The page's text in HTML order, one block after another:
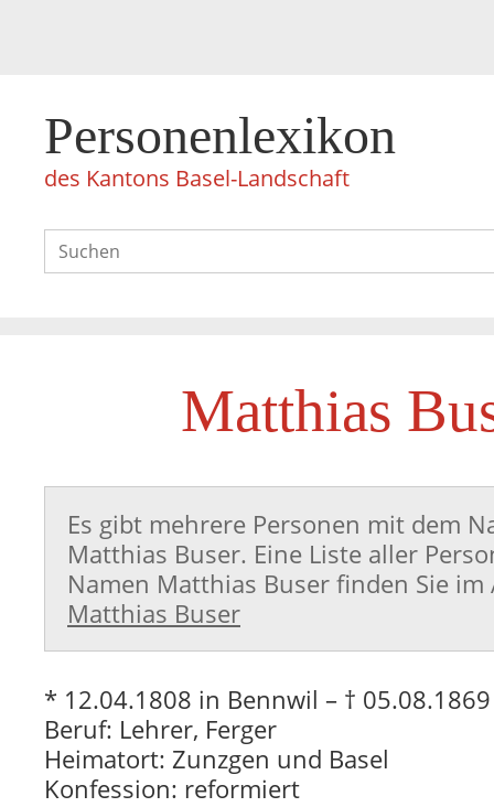
Personenlexikon
des Kantons Basel-Landschaft
Matthias
Es gibt mehrere Personen mit dem
Matthias Buser. Eine Liste aller
Namen Matthias Buser finden Sie im
Matthias Buser
* 12.04.1808 in Bennwil – †
Beruf: Lehrer, Ferger
Heimatort: Zunzgen und Basel
Konfession: reformiert